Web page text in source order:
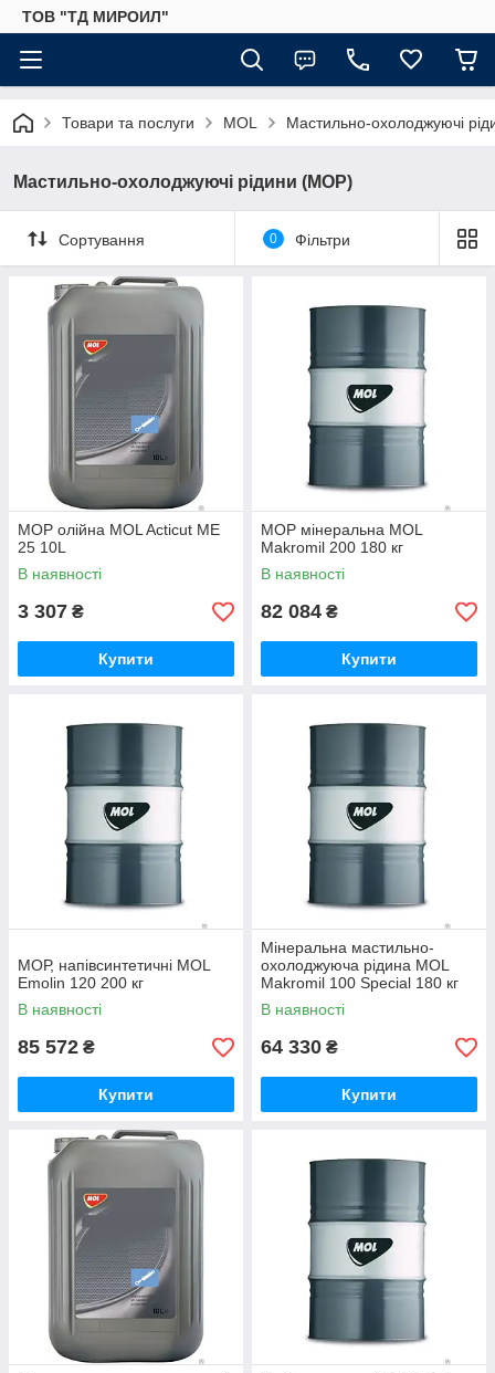
ТОВ "ТД МИРОИЛ"
Товари та послуги MOL Мастильно-охолоджуючі
Мастильно-охолоджуючі рідини (МОР)
Сортування 0 Фільтри
МОР олійна MOL Acticut ME
25 10L
В наявності
3 307 ₴
Купити
МОР мінеральна MOL
Makromil 200 180 кг
В наявності
82 084 ₴
Купити
МОР, напівсинтетичні MOL
Emolin 120 200 кг
В наявності
85 572 ₴
Купити
Мінеральна мастильно-
охолоджуюча рідина MOL
Makromil 100 Special 180 кг
В наявності
64 330 ₴
Купити